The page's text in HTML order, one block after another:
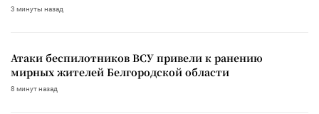
3 минуты назад
Атаки беспилотников ВСУ привели к ранению
мирных жителей Белгородской области
8 минут назад